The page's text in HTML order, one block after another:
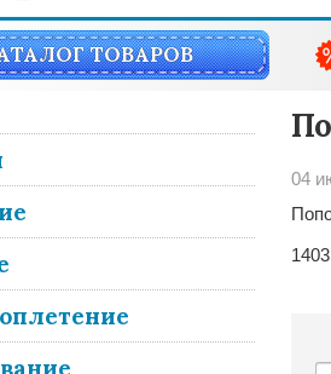
ТОВАРОВ
04
1403